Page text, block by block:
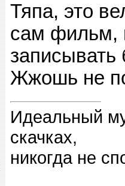
Тяпа, это
сам фильм,
Жжошь не
Идеальный
скачках,
никогда не